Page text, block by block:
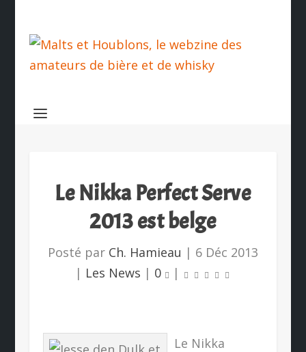
Le Nikka Perfect Serve
2013 est belge
Posté par Ch. Hamieau | 6 Déc 2013
| Les News | 0 |
Le Nikka